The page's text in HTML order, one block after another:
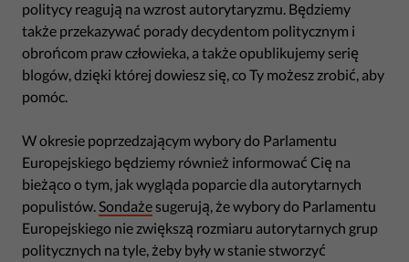
politycy reagują na wzrost autorytaryzmu. Będziemy
także przekazywać porady decydentom politycznym i
obrońcom praw człowieka, a także opublikujemy serię
blogów, dzięki której dowiesz się, co Ty możesz zrobić, aby
pomóc.
W okresie poprzedzającym wybory do Parlamentu
Europejskiego będziemy również informować Cię na
bieżąco o tym, jak wygląda poparcie dla autorytarnych
populistów.Sondaże sugerują, że wybory do Parlamentu
Europejskiego nie zwiększą rozmiaru autorytarnych grup
politycznych na tyle, żeby były w stanie stworzyć